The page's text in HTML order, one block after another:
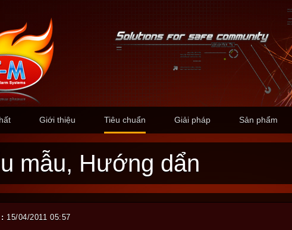
Giới thiệu Tiêu chuẩn Giải pháp Sản phẩm
mẫu, Hướng dẩn
15/04/2011 05:57